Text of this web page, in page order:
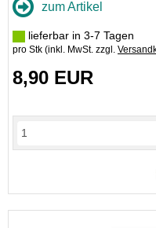
zum Artikel
lieferbar in 3-7 Tagen
pro Stk (inkl. MwSt. zzgl.
8,90 EUR